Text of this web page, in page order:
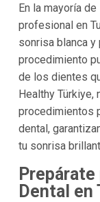
En la mayoría
profesional en
sonrisa blanca y
procedimiento
de los dientes
Healthy
procedimientos
dental,
tu sonrisa
Dental en